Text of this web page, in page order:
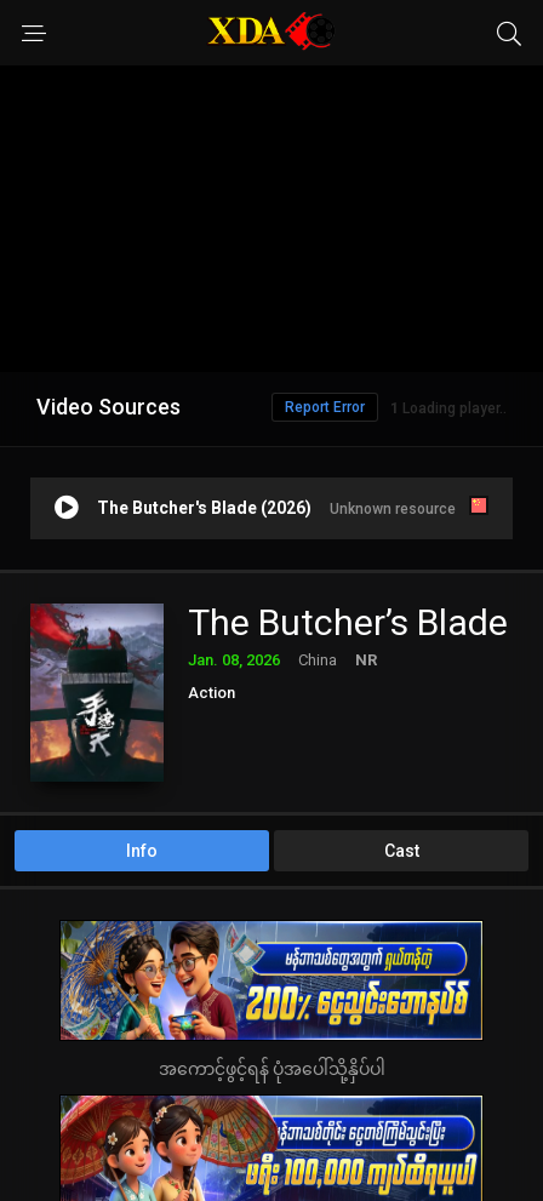
Video Sources 1 Loading player..
Report Error
The Butcher's Blade (2026) Unknown resource
The Butcher’s Blade
Jan. 08, 2026 China
NR
Action
Info Cast
အကောင့်ဖွင့်ရန် ပုံအပေါ်သို့နှိပ်ပါ